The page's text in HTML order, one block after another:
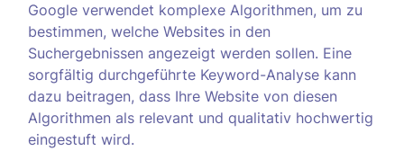
Google verwendet komplexe Algorithmen, um zu
bestimmen, welche Websites in den
Suchergebnissen angezeigt werden sollen. Eine
sorgfältig durchgeführte Keyword-Analyse kann
dazu beitragen, dass Ihre Website von diesen
Algorithmen als relevant und qualitativ hochwertig
eingestuft wird.